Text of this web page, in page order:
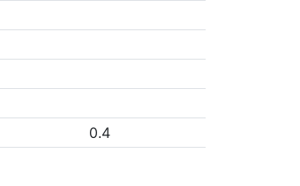
0.4